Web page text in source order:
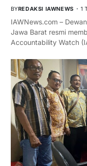
BYREDAKSI IAWNEWS 1
IAWNews.com –
Jawa Barat resmi
Accountability Watch